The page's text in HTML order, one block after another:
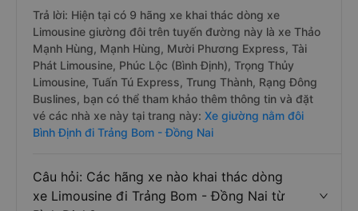
Trả lời: Hiện tại có 9 hãng xe khai thác dòng xe
Limousine giường đôi trên tuyến đường này là xe Thảo
Mạnh Hùng, Mạnh Hùng, Mười Phương Express, Tài
Phát Limousine, Phúc Lộc (Bình Định), Trọng Thủy
Limousine, Tuấn Tú Express, Trung Thành, Rạng Đông
Buslines, bạn có thể tham khảo thêm thông tin và đặt
vé các nhà xe này tại trang này: Xe giường nằm đôi
Bình Định đi Trảng Bom - Đồng Nai
Câu hỏi: Các hãng xe nào khai thác dòng
xe Limousine đi Trảng Bom - Đồng Nai từ